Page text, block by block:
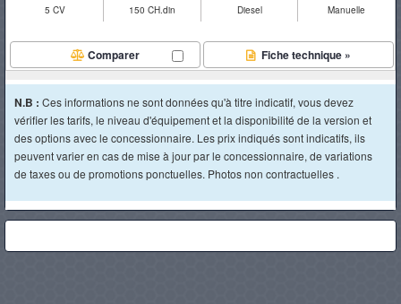
5 CV 150 CH.din Diesel Manuelle
Fiche technique »
Comparer
N.B : Ces informations ne sont données qu'à titre indicatif, vous devez
vérifier les tarifs, le niveau d'équipement et la disponibilité de la version et
des options avec le concessionnaire. Les prix indiqués sont indicatifs, ils
peuvent varier en cas de mise à jour par le concessionnaire, de variations
de taxes ou de promotions ponctuelles. Photos non contractuelles .